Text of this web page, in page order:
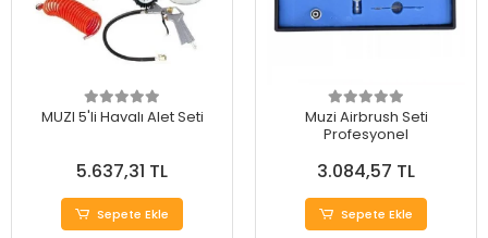
MUZI 5'li Havalı Alet Seti
5.637,31 TL
Sepete Ekle
Muzi Airbrush Seti
Profesyonel
3.084,57 TL
Sepete Ekle